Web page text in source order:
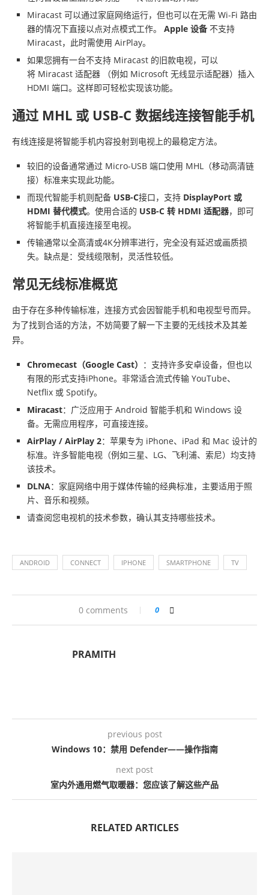
Miracast 可以通过家庭网络运行，但也可以在无需 Wi-Fi 路由
器的情况下直接以点对点模式工作。 Apple 设备不支持
Miracast，此时需使用 AirPlay。
如果您拥有一台不支持 Miracast 的旧款电视，可以
将 Miracast 适配器 （例如 Microsoft 无线显示适配器）插入
HDMI 端口。这样即可轻松实现该功能。
通过 MHL 或 USB-C 数据线连接智能手机
有线连接是将智能手机内容投射到电视上的最稳定方法。
较旧的设备通常通过 Micro-USB 端口使用 MHL（移动高清链
接）标准来实现此功能。
而现代智能手机则配备 USB-C接口，支持 DisplayPort 或
HDMI 替代模式。使用合适的 USB-C 转 HDMI 适配器，即可
将智能手机直接连接至电视。
传输通常以全高清或4K分辨率进行，完全没有延迟或画质损
失。缺点是：受线缆限制，灵活性较低。
常见无线标准概览
由于存在多种传输标准，连接方式会因智能手机和电视型号而异。
为了找到合适的方法，不妨简要了解一下主要的无线技术及其差
异。
Chromecast（Google Cast） ：支持许多安卓设备，但也以
有限的形式支持iPhone。非常适合流式传输 YouTube、
Netflix 或 Spotify。
Miracast：广泛应用于 Android 智能手机和 Windows 设
备。无需应用程序，可直接连接。
AirPlay / AirPlay 2：苹果专为 iPhone、iPad 和 Mac 设计的
标准。许多智能电视（例如三星、LG、飞利浦、索尼）均支持
该技术。
DLNA：家庭网络中用于媒体传输的经典标准，主要适用于照
片、音乐和视频。
请查阅您电视机的技术参数，确认其支持哪些技术。
ANDROID CONNECT IPHONE SMARTPHONE TV
0 comments 0
PRAMITH
previous post
Windows 10：禁用 Defender——操作指南
next post
室内外通用燃气取暖器：您应该了解这些产品
RELATED ARTICLES